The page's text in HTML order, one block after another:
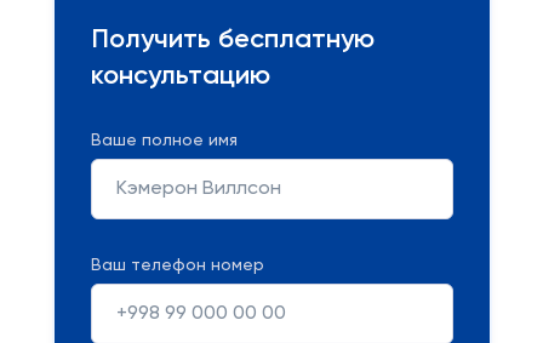
Получить бесплатную
консультацию
Ваше полное имя
Ваш телефон номер